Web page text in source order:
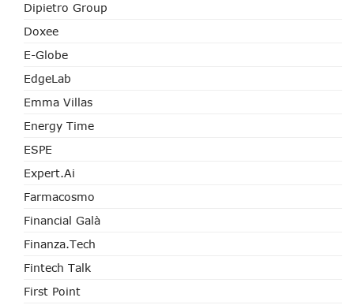
Dipietro Group
Doxee
E-Globe
EdgeLab
Emma Villas
Energy Time
ESPE
Expert.ai
Farmacosmo
Financial Galà
Finanza.tech
Fintech Talk
First Point